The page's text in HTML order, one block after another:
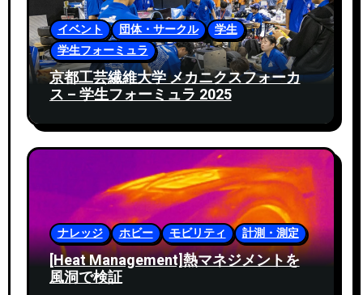
イベント 団体・サークル
学生
学生フォーミュラ
京都工芸繊維大学 メカニクスフォーカ
ス – 学生フォーミュラ 2025
ナレッジ ホビー モビリティ 計測・測定
[Heat Management]熱マネジメントを
風洞で検証